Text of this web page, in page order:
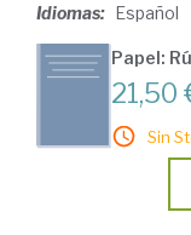
Idiomas: Español
Papel:
21,50
Sin